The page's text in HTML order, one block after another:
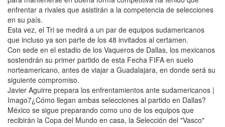
enfrentar a rivales que asistirán a la competencia de selecciones
en su país.
Esta vez, el Tri se medirá a un par de equipos sudamericanos
que incluso ya son parte de los 48 invitados al certamen.
Con sede en el estadio de los Vaqueros de Dallas, los mexicanos
sostendrán su primer partido de esta Fecha FIFA en suelo
norteamericano, antes de viajar a Guadalajara, en donde será su
siguiente compromiso.
Javier Aguirre prepara los enfrentamientos ante sudamericanos |
Imago7¿Cómo llegan ambas selecciones al partido en Dallas?
México se sigue preparando como uno de los equipos que
recibirán la Copa del Mundo en casa, la Selección del "Vasco"